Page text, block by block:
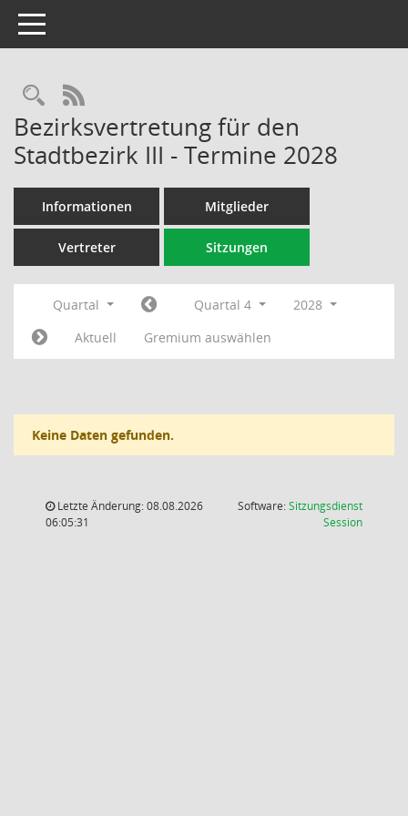
Toggle navigation
Rechercheauswahl
RSS-Feed
Bezirksvertretung für den
Stadtbezirk III - Termine 2028
Informationen Mitglieder
Vertreter Sitzungen
Quartal Quartal 4
2028
Aktuell
Gremium auswählen
Keine Daten gefunden.
Letzte Änderung: 08.08.2026
06:05:31
Software:Sitzungsdienst
Session(Wird in